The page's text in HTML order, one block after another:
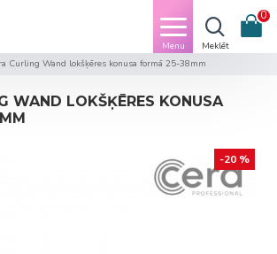
0
Curling Wand lokšķēres konusa formā 25-38mm
WAND LOKŠĶĒRES KONUSA
-20 %